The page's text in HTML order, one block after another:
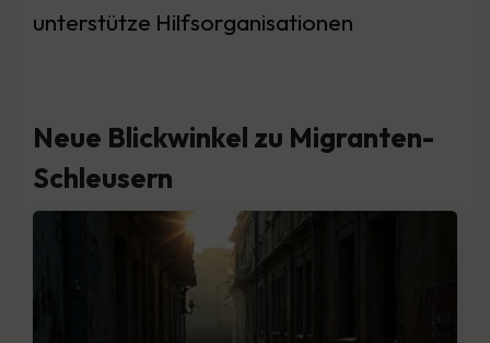
unterstütze Hilfsorganisationen
Neue Blickwinkel zu Migranten-
Schleusern